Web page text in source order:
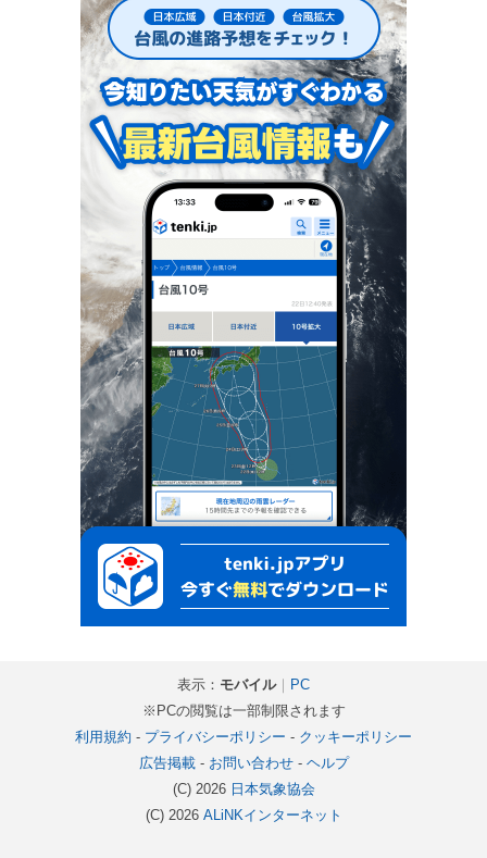
表示： モバイル｜ PC
※PCの閲覧は一部制限されます
利用規約 - プライバシーポリシー - クッキーポリシー
広告掲載- お問い合わせ- ヘルプ
(C) 2026 日本気象協会
(C) 2026 ALiNKインターネット